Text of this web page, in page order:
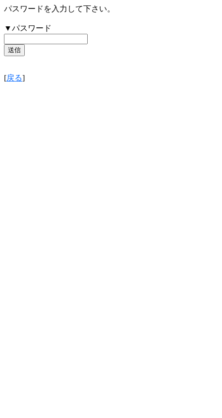
パスワードを入力して下さい。
▼パスワード
[戻る]